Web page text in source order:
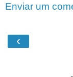
Enviar um
‹